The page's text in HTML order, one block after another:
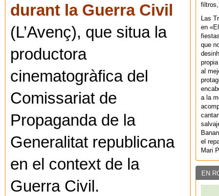
durant la Guerra Civil
(L’Avenç), que situa la
productora
cinematogràfica del
Comissariat de
Propaganda de la
Generalitat republicana
en el context de la
Guerra Civil.
filtros,
Las
en
que
al
a la
el
Mari
EN